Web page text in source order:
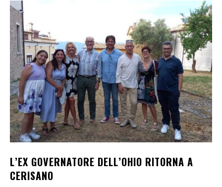
L’EX GOVERNATORE DELL’OHIO RITORNA A
CERISANO